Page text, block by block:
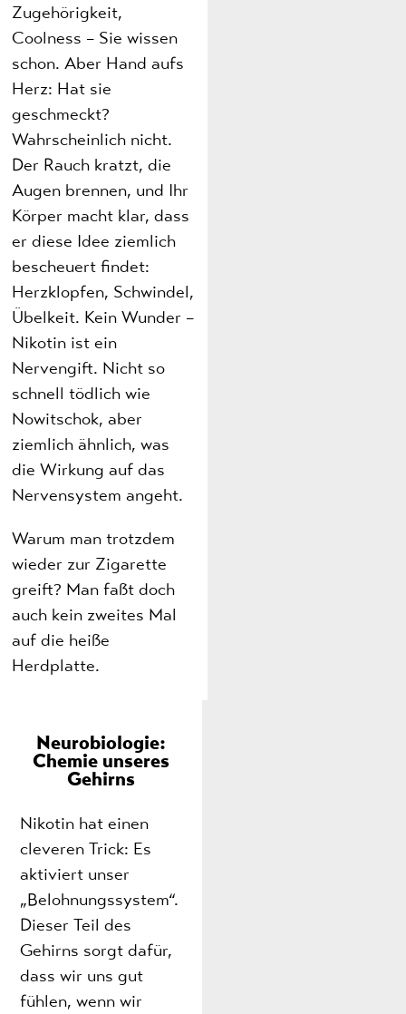
Zugehörigkeit,
Coolness – Sie wissen
schon. Aber Hand aufs
Herz: Hat sie
geschmeckt?
Wahrscheinlich nicht.
Der Rauch kratzt, die
Augen brennen, und Ihr
Körper macht klar, dass
er diese Idee ziemlich
bescheuert findet:
Herzklopfen, Schwindel,
Übelkeit. Kein Wunder –
Nikotin ist ein
Nervengift. Nicht so
schnell tödlich wie
Nowitschok, aber
ziemlich ähnlich, was
die Wirkung auf das
Nervensystem angeht.
Warum man trotzdem
wieder zur Zigarette
greift? Man faßt doch
auch kein zweites Mal
auf die heiße
Herdplatte.
Neurobiologie:
Chemie unseres
Gehirns
Nikotin hat einen
cleveren Trick: Es
aktiviert unser
„Belohnungssystem“.
Dieser Teil des
Gehirns sorgt dafür,
dass wir uns gut
fühlen, wenn wir